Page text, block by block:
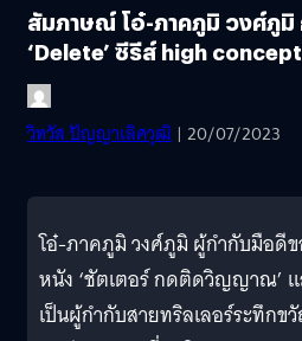
สัมภาษณ์ โอ๋-ภาคภูมิ วงศ์ภู
‘Delete’ ซีรีส์ high
วิทวัส ปัญญาเลิศวุฒิ | 20/07/2023
โอ๋-ภาคภูมิ วงศ์ภูมิ ผู้กำกับมือดี
หนัง ‘ชัตเตอร์ กดติดวิญญาณ’
เป็นผู้กำกับสายทริลเลอร์ระทึกข